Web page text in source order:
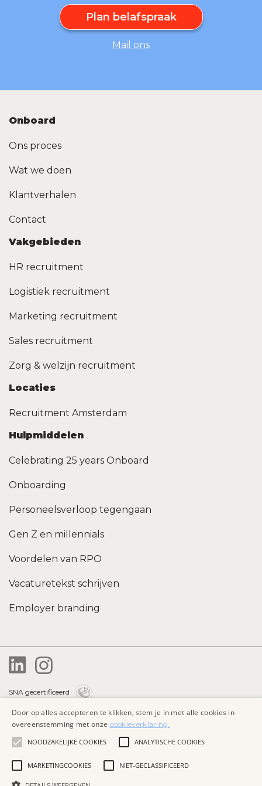
Plan belafspraak
Mail ons
Onboard
Ons proces
Wat we doen
Klantverhalen
Contact
Vakgebieden
HR recruitment
Logistiek recruitment
Marketing recruitment
Sales recruitment
Zorg & welzijn recruitment
Locaties
Recruitment Amsterdam
Hulpmiddelen
Celebrating 25 years Onboard
Onboarding
Personeelsverloop tegengaan
Gen Z en millennials
Voordelen van RPO
Vacaturetekst schrijven
Employer branding
SNA gecertificeerd
Privacybeleid
Cookieverklaring
Door op alles accepteren te klikken, stem je in met alle cookies in
overeenstemming met onze cookieverklaring.
NOODZAKELIJKE COOKIES
ANALYTISCHE COOKIES
MARKETINGCOOKIES NIET-GECLASSIFICEERD